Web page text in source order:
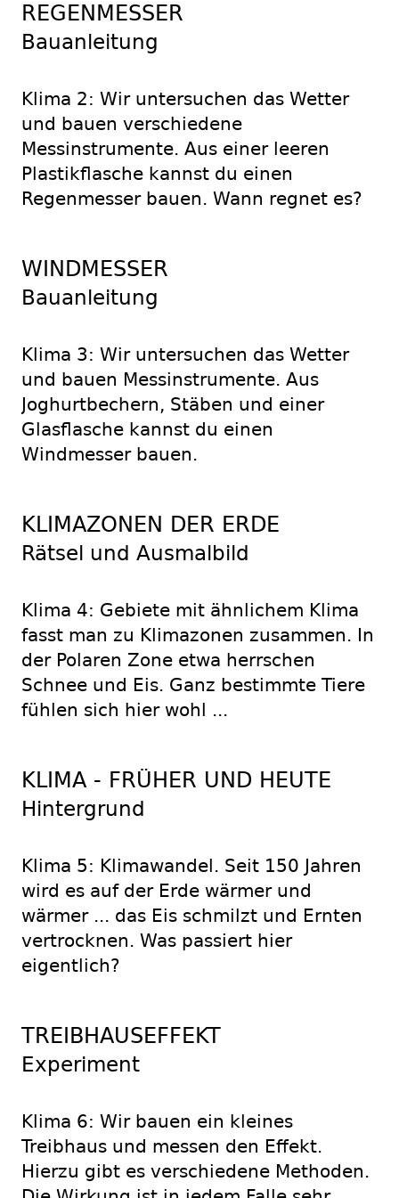
REGENMESSER
Bauanleitung
Klima 2: Wir untersuchen das Wetter
und bauen verschiedene
Messinstrumente. Aus einer leeren
Plastikflasche kannst du einen
Regenmesser bauen. Wann regnet es?
WINDMESSER
Bauanleitung
Klima 3: Wir untersuchen das Wetter
und bauen Messinstrumente. Aus
Joghurtbechern, Stäben und einer
Glasflasche kannst du einen
Windmesser bauen.
KLIMAZONEN DER ERDE
Rätsel und Ausmalbild
Klima 4: Gebiete mit ähnlichem Klima
fasst man zu Klimazonen zusammen. In
der Polaren Zone etwa herrschen
Schnee und Eis. Ganz bestimmte Tiere
fühlen sich hier wohl ...
KLIMA - FRÜHER UND HEUTE
Hintergrund
Klima 5: Klimawandel. Seit 150 Jahren
wird es auf der Erde wärmer und
wärmer ... das Eis schmilzt und Ernten
vertrocknen. Was passiert hier
eigentlich?
TREIBHAUSEFFEKT
Experiment
Klima 6: Wir bauen ein kleines
Treibhaus und messen den Effekt.
Hierzu gibt es verschiedene Methoden.